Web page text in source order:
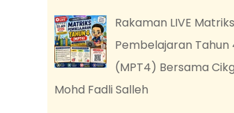
Rakaman LIVE Matriks
Pembelajaran Tahun
(MPT4) Bersama
Mohd Fadli Salleh